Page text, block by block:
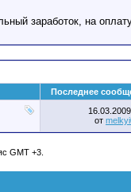
заработок, на
Последнее
16.03.2009
от
GMT +3.